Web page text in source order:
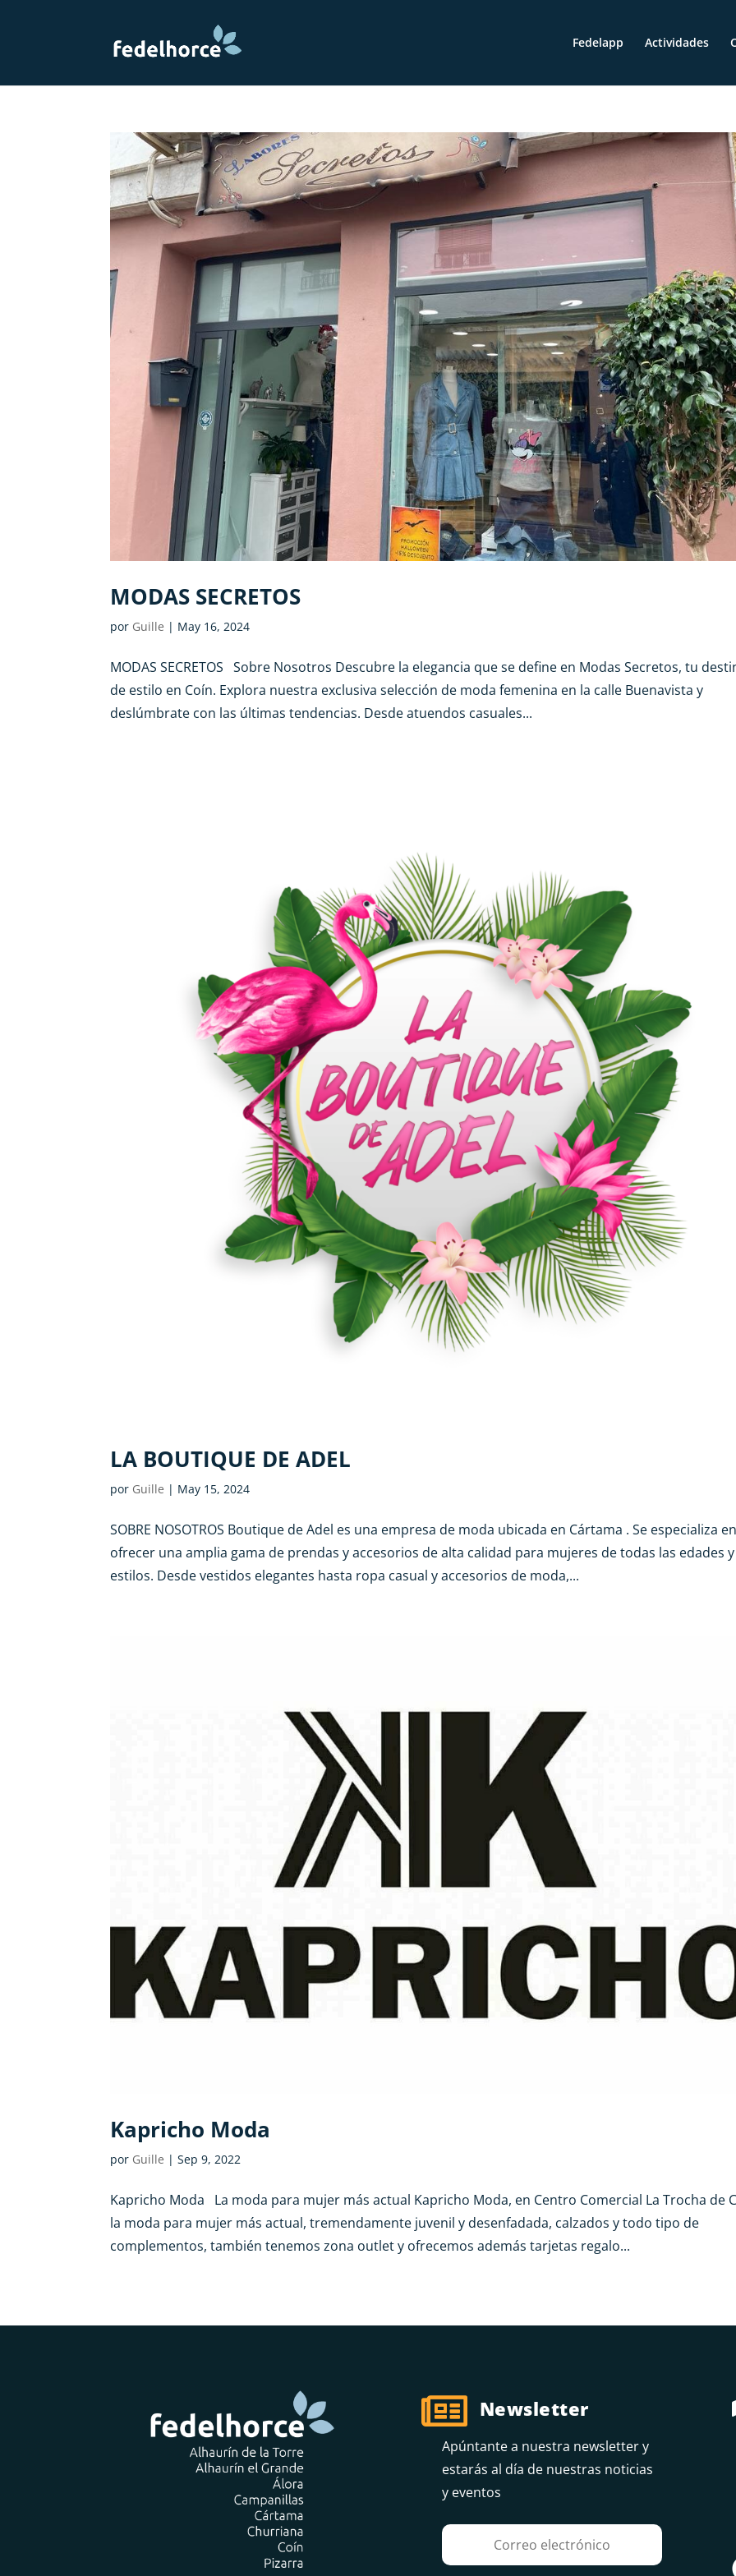
Fedelapp Actividades
MODAS SECRETOS
por Guille | May 16, 2024
MODAS SECRETOS Sobre Nosotros Descubre la elegancia que se define en Modas Secretos, tu
de estilo en Coín. Explora nuestra exclusiva selección de moda femenina en la calle Buenavista y
deslúmbrate con las últimas tendencias. Desde atuendos casuales...
LA BOUTIQUE DE ADEL
por Guille | May 15, 2024
SOBRE NOSOTROS Boutique de Adel es una empresa de moda ubicada en Cártama . Se especializa
ofrecer una amplia gama de prendas y accesorios de alta calidad para mujeres de todas las edades y
estilos. Desde vestidos elegantes hasta ropa casual y accesorios de moda,...
Kapricho Moda
por Guille |Sep 9, 2022
Kapricho Moda La moda para mujer más actual Kapricho Moda, en Centro Comercial La Trocha de
la moda para mujer más actual, tremendamente juvenil y desenfadada, calzados y todo tipo de
complementos, también tenemos zona outlet y ofrecemos además tarjetas regalo...
 Newsletter
Apúntante a nuestra newsletter y
estarás al día de nuestras noticias
y eventos